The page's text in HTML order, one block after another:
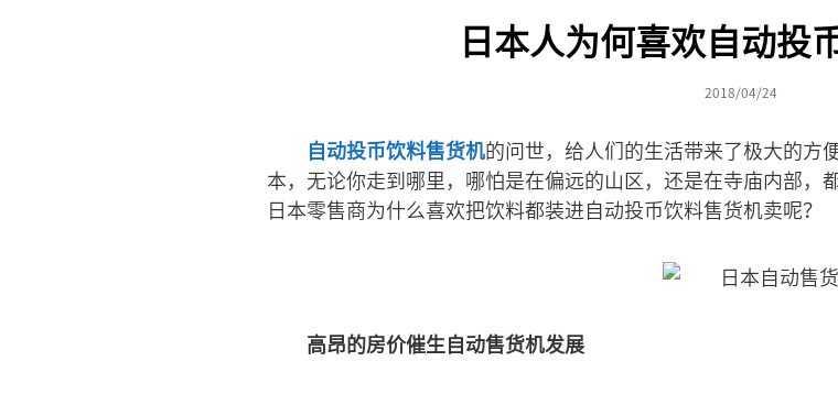
日本人为何喜欢自动投
2018/04/24
自动投币饮料售货机的问世，给人们的生活带来了极大的方
本，无论你走到哪里，哪怕是在偏远的山区，还是在寺庙内部，
日本零售商为什么喜欢把饮料都装进自动投币饮料售货机卖呢？
高昂的房价催生自动售货机发展